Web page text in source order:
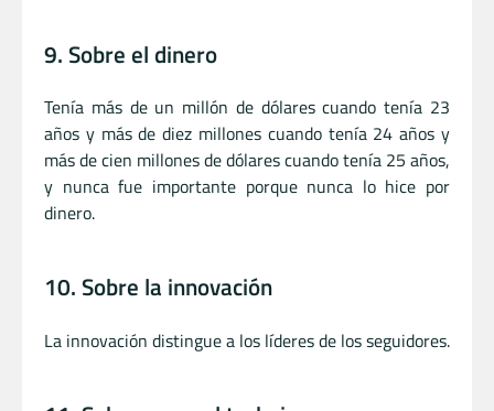
9. Sobre el dinero
Tenía más de un millón de dólares cuando tenía 23
años y más de diez millones cuando tenía 24 años y
más de cien millones de dólares cuando tenía 25 años,
y nunca fue importante porque nunca lo hice por
dinero.
10. Sobre la innovación
La innovación distingue a los líderes de los seguidores.